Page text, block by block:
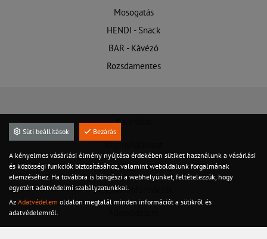
Mosogatás
HENDI - Snack
BAR - Kávézó
Rozsdamentes
Kapcsolat
Felhasználási feltételek
Hasznos információk
Süti beállítások Bezárás
A kényelmes vásárlási élmény nyújtása érdekében sütiket használunk a vásárlási
és közösségi funkciók biztosításához, valamint weboldalunk forgalmának
elemzéséhez. Ha továbbra is böngészi a webhelyünket, feltételezzük, hogy
egyetért adatvédelmi szabályzatunkkal.
Az Adatvédelem oldalon megtalál minden információt a sütikről és
adatvédelemről.